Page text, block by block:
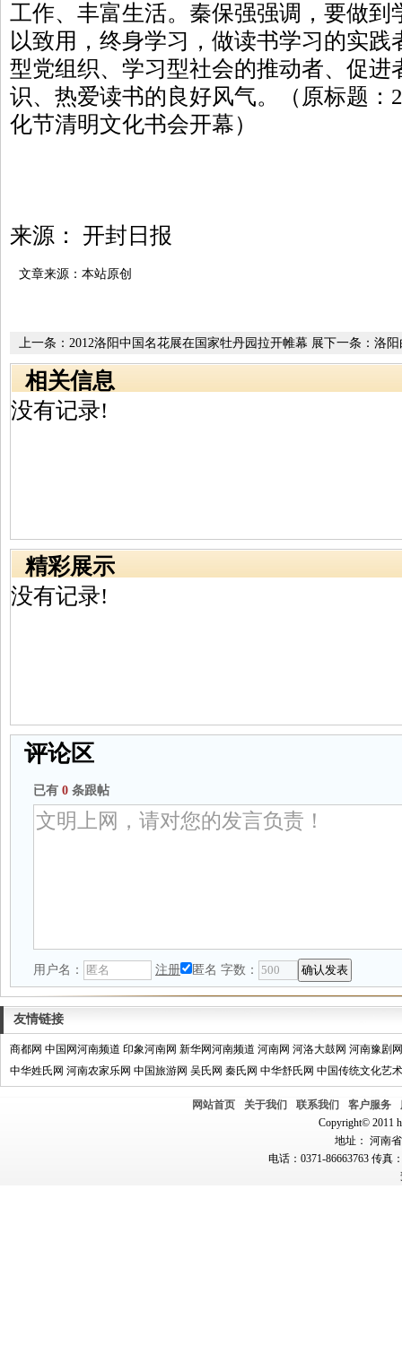
工作、丰富生活。秦保强强调，要做到
以致用，终身学习，做读书学习的实
型党组织、学习型社会的推动者、促进
识、热爱读书的良好风气。（原标题：
化节清明文化书会开幕）
来源： 开封日报
文章来源：本站原创
下一条： 洛阳
筑已基本完成
上一条： 2012洛阳中国名花展在国家牡丹园拉开帷幕 展
区面积为8000平方米
相关信息
没有记录!
精彩展示
没有记录!
评论区
已有 0 条跟帖
用户名： 注册 匿名 字数：
友情链接
商都网 中国网河南频道 印象河南网 新华网河南频道 河南网 河洛大鼓网 河南豫剧网
中华姓氏网 河南农家乐网 中国旅游网 吴氏网 秦氏网 中华舒氏网 中国传统文化艺
网站首页 关于我们 联系我们 客户服务
Copyright© 2011
地址： 河南
电话：0371-86663763 传真